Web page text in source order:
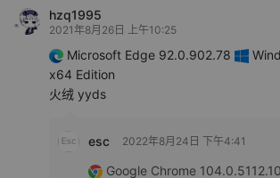
hzq1995
2021年8月26日 上午10:25
Microsoft Edge 92.0.902.78
x64 Edition
火绒 yyds
esc 2022年8月24日 下午4:41
Google Chrome